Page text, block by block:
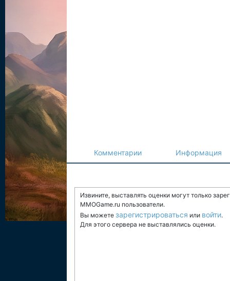
Комментарии Информация
Извините, выставлять оценки могут только
MMOGame.ru пользователи.
Вы можете зарегистрироваться или войти.
Для этого сервера не выставлялись оценки.